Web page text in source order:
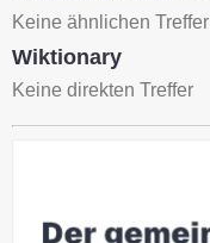
Keine ähnlichen Treffer
Wiktionary
Keine direkten Treffer